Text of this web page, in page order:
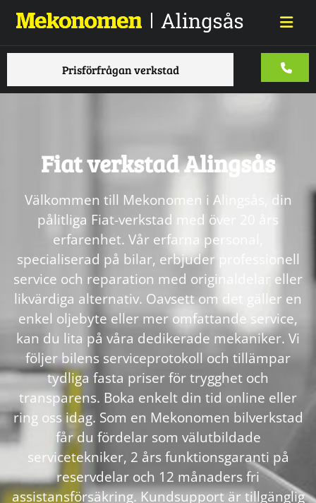
Prisförfrågan verkstad
Fiat verkstad Alingsås
Välkommen till Mekonomen i Alingsås, din
pålitliga Fiat-verkstad med över 20 års
erfarenhet. Vår erfarna personal,
specialiserad på bilar, erbjuder professionell
service och reparation med originaldelar eller
likvärdiga alternativ. Oavsett om det gäller en
enkel oljebyte eller mer omfattande service,
kan du lita på våra dedikerade mekaniker. Vi
följer bilens serviceprotokoll och tillämpar
tydliga fasta priser för trygghet och
transparens. Boka enkelt din tid online eller
ring oss idag. Som en Mekonomen bilverkstad
får du fördelar som välutbildade
servicetekniker, 2 års funktionsgaranti på
reservdelar och 12 månaders fri
assistansförsäkring. Kundsupport är tillgänglig